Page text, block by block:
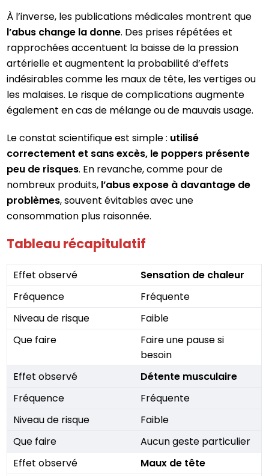
À l’inverse, les publications médicales montrent que
l’abus change la donne. Des prises répétées et
rapprochées accentuent la baisse de la pression
artérielle et augmentent la probabilité d’effets
indésirables comme les maux de tête, les vertiges ou
les malaises. Le risque de complications augmente
également en cas de mélange ou de mauvais usage.
Le constat scientifique est simple : utilisé
correctement et sans excès, le poppers présente
peu de risques. En revanche, comme pour de
nombreux produits, l’abus expose à davantage de
problèmes, souvent évitables avec une
consommation plus raisonnée.
Tableau récapitulatif
Sensation de chaleur
Fréquente
Faible
Faire une pause si
besoin
Détente musculaire
Fréquente
Faible
Aucun geste particulier
Maux de tête